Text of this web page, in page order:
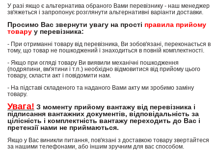
У разі якщо є альтернатива обраного Вами перевізнику - наш менеджер
зв'яжеться і запропонує розглянути альтернативні варіанти доставки.
Просимо Вас звернути увагу на прості правила прийому
товару у перевізника:
- При отриманні товару від перевізника, Ви зобов'язані, переконається в
тому, що товар не пошкоджений і знаходиться в повній комплектності.
- Якщо при огляді товару Ви виявили механічні пошкодження
(подряпини, вм'ятини і т.п.) необхідно відмовитися від прийому цього
товару, скласти акт і повідомити нам.
- На підставі складеного та наданого Вами акту ми зробимо заміну
товару.
Увага! З моменту прийому вантажу від перевізника і
підписання вантажних документів, відповідальність за
цілісність і комплектність вантажу переходить до Вас і
претензії нами не приймаються.
Якщо у Вас виникли питання, пов'язані з доставкою товару звертайтеся
за нашими телефонами, або іншим зручним для вас способом.